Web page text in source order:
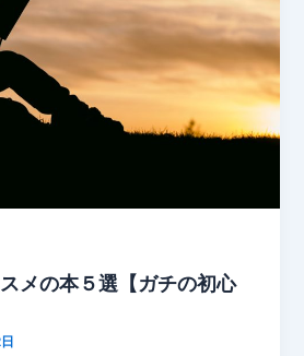
メの本５選【ガチの初心